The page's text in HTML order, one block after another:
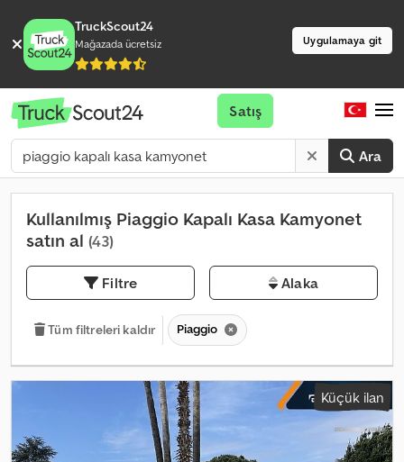
TruckScout24
Mağazada ücretsiz Uygulamaya git
Ara
Satış
Kullanılmış Piaggio Kapalı Kasa Kamyonet
satın al (43)
Filtre Alaka
Tüm filtreleri kaldır Piaggio
Küçük ilan